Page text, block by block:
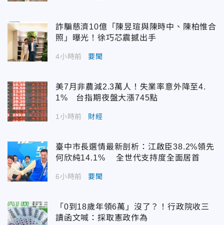
詐騙慈濟10億「陳昱瑄與陳時中、陳柏惟合
照」曝光！徐巧芯震撼出手
4小時前 要聞
美7月非農減2.3萬人！失業率意外降至4.
1% 台指期夜盤大漲745點
1小時前 財經
臺中市長選情最新剖析：江啟臣38.2%領先
何欣純14.1% 全世代支持度全面居首
6小時前 要聞
「0到18歲年領6萬」沒了？！行政院收三
讀函文喊：採取憲政作為